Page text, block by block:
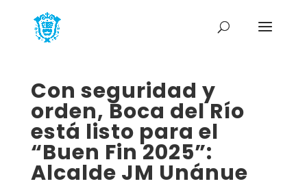
Con seguridad y
orden, Boca del Río
está listo para el
“Buen Fin 2025”:
Alcalde JM Unánue